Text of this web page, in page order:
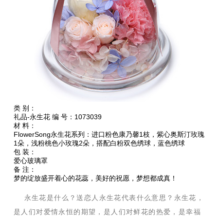
类 别：
礼品-永生花 编 号：1073039
材 料：
FlowerSong永生花系列：进口粉色康乃馨1枝，紫心奥斯汀玫瑰
1朵，浅粉桃色小玫瑰2朵，搭配白粉双色绣球，蓝色绣球
包 装：
爱心玻璃罩
备 注：
梦的绽放盛开着心的花蕊，美好的祝愿，梦想都成真！
永生花是什么？送恋人永生花代表什么意思？永生花，
是人们对爱情永恒的期望，是人们对鲜花的热爱，是幸福